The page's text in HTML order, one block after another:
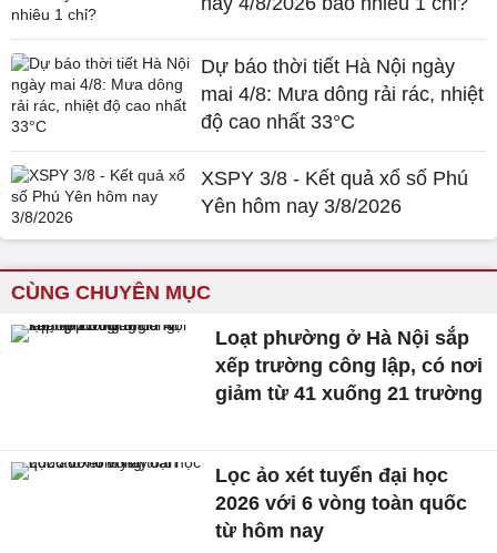
Dự báo thời tiết Hà Nội ngày
mai 4/8: Mưa dông rải rác, nhiệt
độ cao nhất 33°C
XSPY 3/8 - Kết quả xổ số Phú
Yên hôm nay 3/8/2026
CÙNG CHUYÊN MỤC
Loạt phường ở Hà Nội sắp
xếp trường công lập, có nơi
giảm từ 41 xuống 21 trường
Lọc ảo xét tuyển đại học
2026 với 6 vòng toàn quốc
từ hôm nay